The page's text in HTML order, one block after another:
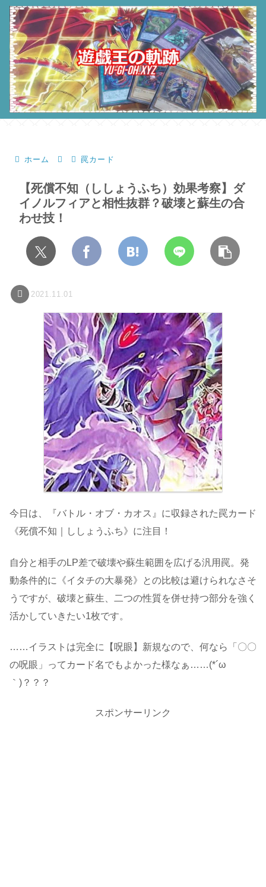
ホーム 罠カード
【死償不知（ししょうふち）効果考察】ダ
イノルフィアと相性抜群？破壊と蘇生の合
わせ技！
2021.11.01
今日は、『バトル・オブ・カオス』に収録された罠カード
《死償不知｜ししょうふち》に注目！
自分と相手のLP差で破壊や蘇生範囲を広げる汎用罠。発
動条件的に《イタチの大暴発》との比較は避けられなさそ
うですが、破壊と蘇生、二つの性質を併せ持つ部分を強く
活かしていきたい1枚です。
……イラストは完全に【呪眼】新規なので、何なら「〇〇
の呪眼」ってカード名でもよかった様なぁ……(*´ω
｀)？？？
スポンサーリンク